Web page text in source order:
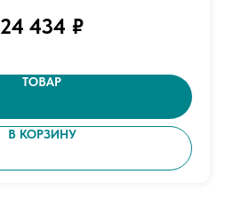
24 434 ₽
ТОВАР
В КОРЗИНУ